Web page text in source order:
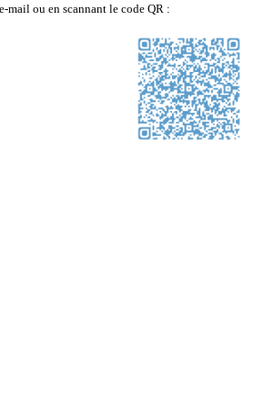
mail ou en scannant le code QR :